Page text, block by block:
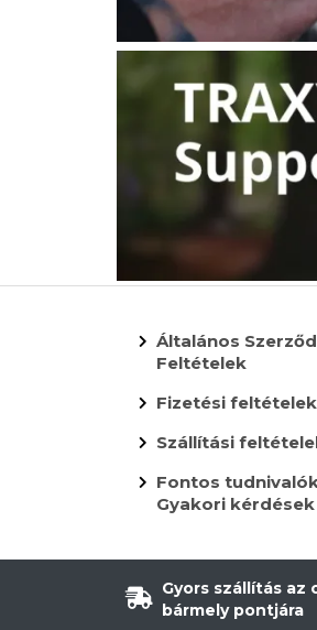
Általános
Feltételek
Fizetési feltételek
Szállítási
Fontos
Gyakori kérdések
Gyors szállítás az
bármely pontjára